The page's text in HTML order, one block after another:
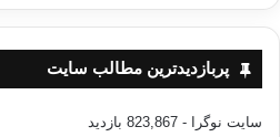
پربازدیدترین مطالب سایت
سایت نوگرا - 823,867 بازدید